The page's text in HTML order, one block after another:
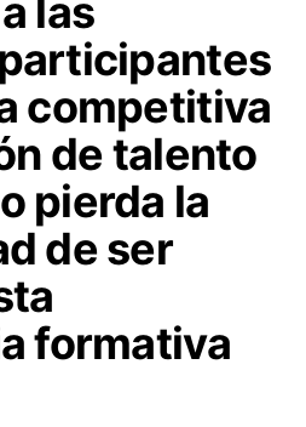
las
competitiva
de talento
pierda la
de ser
formativa